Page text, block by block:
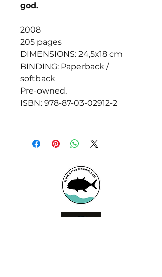
god.
2008
205 pages
DIMENSIONS: 24,5x18 cm
BINDING: Paperback /
softback
Pre-owned,
ISBN: 978-87-03-02912-2